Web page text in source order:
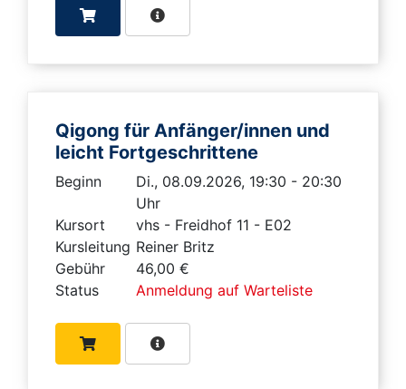
Qigong für Anfänger/innen und
leicht Fortgeschrittene
Beginn
Di., 08.09.2026, 19:30 - 20:30
Uhr
Kursort
vhs - Freidhof 11 - E02
Kursleitung Reiner Britz
Gebühr
46,00 €
Status
Anmeldung auf Warteliste